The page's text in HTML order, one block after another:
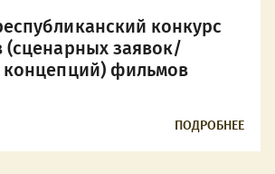
конкурс
(сценарных заявок/
концепций) фильмов
ПОДРОБНЕЕ